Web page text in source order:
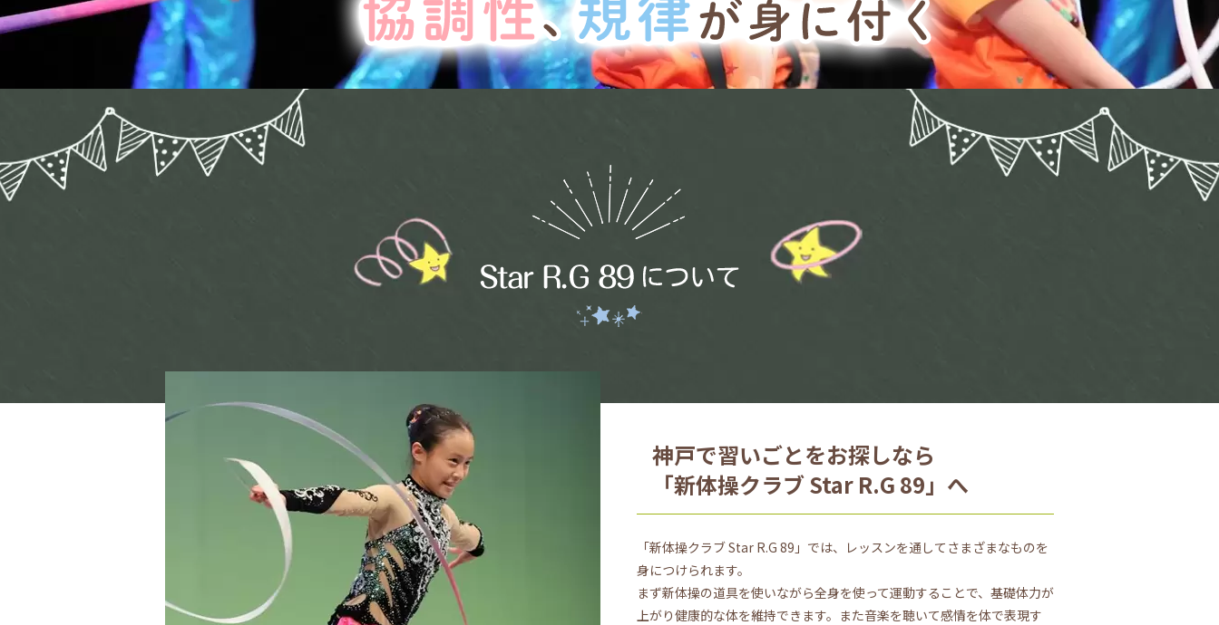
神戸で習いごとをお探しなら
「新体操クラブ Star R.G 89」へ
「新体操クラブ Star R.G 89」では、レッスンを通してさまざまなものを
身につけられます。
まず新体操の道具を使いながら全身を使って運動することで、基礎体力が
上がり健康的な体を維持できます。また音楽を聴いて感情を体で表現す